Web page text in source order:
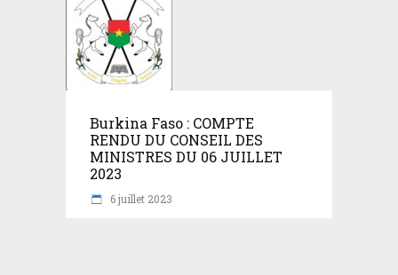
Burkina Faso : COMPTE
RENDU DU CONSEIL DES
MINISTRES DU 06 JUILLET
2023
6 juillet 2023